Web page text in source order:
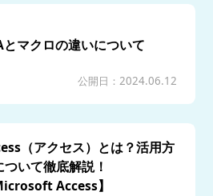
とマクロの違いについて
公開日：2024.06.12
（アクセス）とは？活用方
ついて徹底解説！
Access】